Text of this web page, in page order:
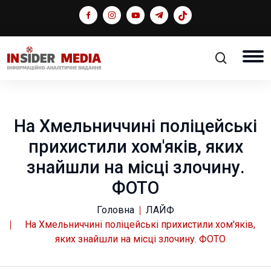
На Хмельниччині поліцейські
прихистили хом'яків, яких
знайшли на місці злочину.
ФОТО
Головна
ЛАЙФ
На Хмельниччині поліцейські прихистили хом'яків,
яких знайшли на місці злочину. ФОТО